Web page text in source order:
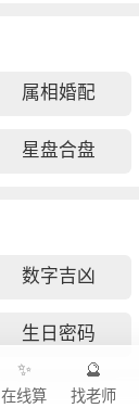
属相婚配
星盘合盘
数字吉凶
生日密码
✨
在线算
🔮
找老师